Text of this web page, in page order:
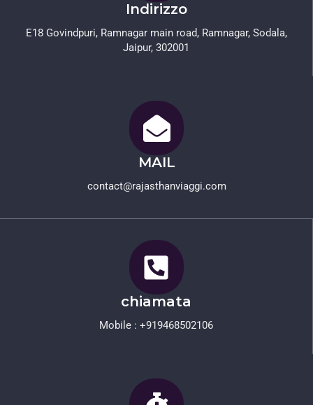
Indirizzo
E18 Govindpuri, Ramnagar main road, Ramnagar, Sodala,
Jaipur, 302001
MAIL
contact@rajasthanviaggi.com​
chiamata
Mobile : +919468502106